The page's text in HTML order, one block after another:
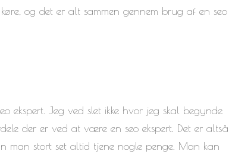
og det er alt sammen gennem brug af en seo
ekspert. Jeg ved slet ikke hvor jeg skal begynde
der er ved at være en seo ekspert. Det er altså
man stort set altid tjene nogle penge. Man kan